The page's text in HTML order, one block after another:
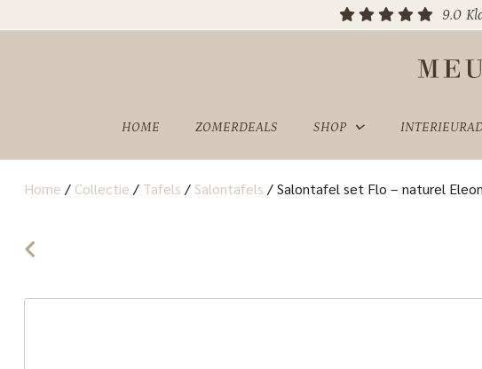
9.0
HOME ZOMERDEALS SHOP
Home / Collectie / Tafels /Salontafels /Salontafel set Flo – naturel